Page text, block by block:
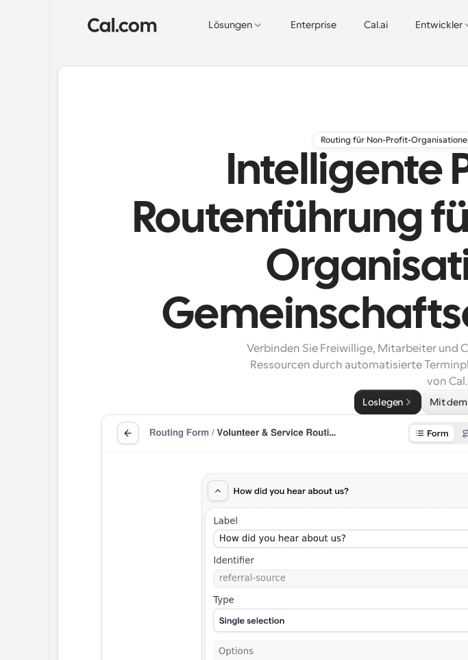
Lösungen Enterprise Cal.ai Entwickler
Routing für Non-Profit-
Intelligente
Routenführung
Verbinden Sie Freiwillige, Mitarbeiter
Ressourcen durch automatisierte
von
Loslegen Mit